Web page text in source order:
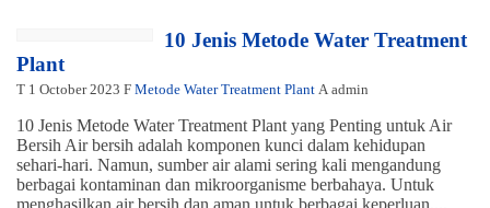
10 Jenis Metode Water Treatment
Plant
T 1 October 2023 F Metode Water Treatment Plant A admin
10 Jenis Metode Water Treatment Plant yang Penting untuk Air
Bersih Air bersih adalah komponen kunci dalam kehidupan
sehari-hari. Namun, sumber air alami sering kali mengandung
berbagai kontaminan dan mikroorganisme berbahaya. Untuk
menghasilkan air bersih dan aman untuk berbagai keperluan,...